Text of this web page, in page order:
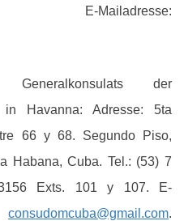
E-Mailadresse:
Generalkonsulats der
in Havanna: Adresse: 5ta
66 y 68. Segundo Piso,
Habana, Cuba. Tel.: (53) 7
Exts. 101 y 107. E-
consudomcuba@gmail.com.